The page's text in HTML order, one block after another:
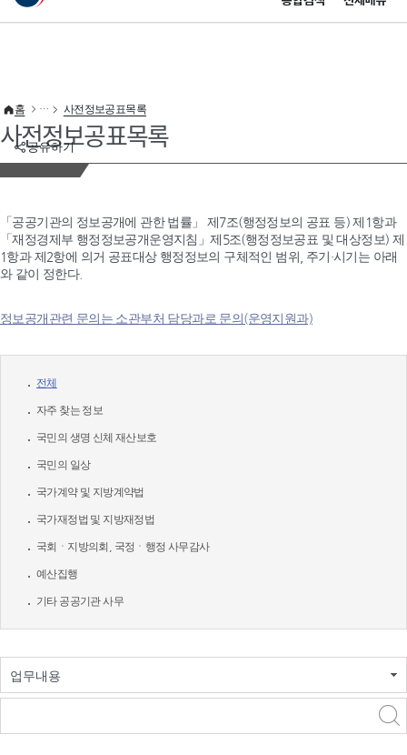
이 누리집은 대한민국 공식 전자정부 누리집입니다.
공유하기
홈 사전정보공표목록
사전정보공표목록
「공공기관의 정보공개에 관한 법률」 제7조(행정정보의 공표 등) 제1항과
「재정경제부 행정정보공개운영지침」제5조(행정정보공표 및 대상정보) 제
1항과 제2항에 의거 공표대상 행정정보의 구체적인 범위, 주기·시기는 아래
와 같이 정한다.
정보공개관련 문의는 소관부처 담당과로 문의(운영지원과)
전체
자주 찾는 정보
국민의 생명 신체 재산보호
국민의 일상
국가계약 및 지방계약법
국가재정법 및 지방재정법
국회ㆍ지방의회, 국정ㆍ행정 사무감사
예산집행
기타 공공기관 사무
업무내용